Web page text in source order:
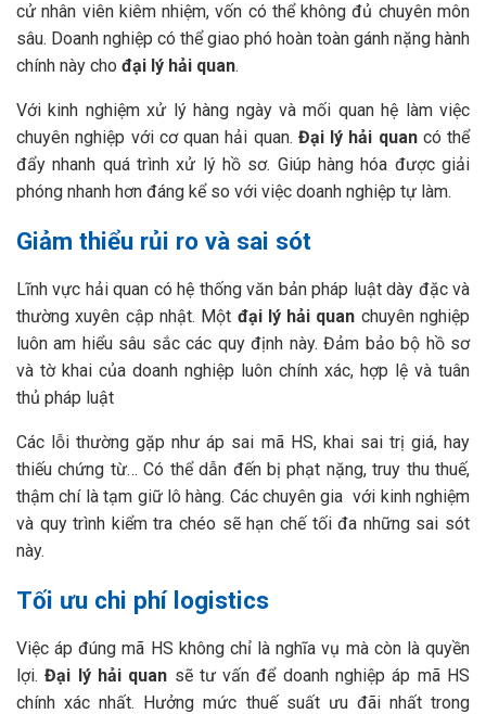
cử nhân viên kiêm nhiệm, vốn có thể không đủ chuyên môn
sâu. Doanh nghiệp có thể giao phó hoàn toàn gánh nặng hành
chính này cho đại lý hải quan.
Với kinh nghiệm xử lý hàng ngày và mối quan hệ làm việc
chuyên nghiệp với cơ quan hải quan. Đại lý hải quancó thể
đẩy nhanh quá trình xử lý hồ sơ. Giúp hàng hóa được giải
phóng nhanh hơn đáng kể so với việc doanh nghiệp tự làm.
Giảm thiểu rủi ro và sai sót
Lĩnh vực hải quan có hệ thống văn bản pháp luật dày đặc và
thường xuyên cập nhật. Một đại lý hải quan chuyên nghiệp
luôn am hiểu sâu sắc các quy định này. Đảm bảo bộ hồ sơ
và tờ khai của doanh nghiệp luôn chính xác, hợp lệ và tuân
thủ pháp luật
Các lỗi thường gặp như áp sai mã HS, khai sai trị giá, hay
thiếu chứng từ… Có thể dẫn đến bị phạt nặng, truy thu thuế,
thậm chí là tạm giữ lô hàng. Các chuyên gia với kinh nghiệm
và quy trình kiểm tra chéo sẽ hạn chế tối đa những sai sót
này.
Tối ưu chi phí logistics
Việc áp đúng mã HS không chỉ là nghĩa vụ mà còn là quyền
lợi.Đại lý hải quan sẽ tư vấn để doanh nghiệp áp mã HS
chính xác nhất. Hưởng mức thuế suất ưu đãi nhất trong